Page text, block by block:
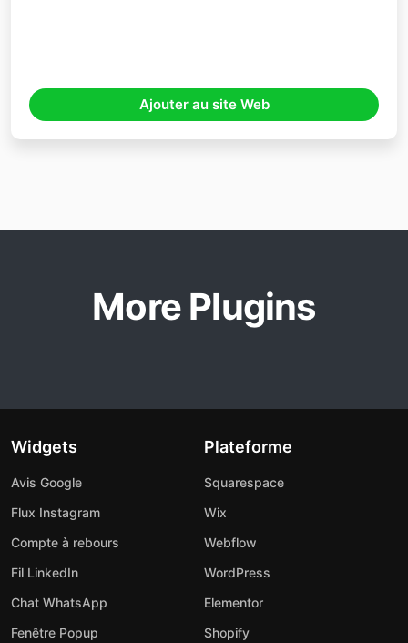
Ajouter au site Web
More Plugins
Widgets
Avis Google
Flux Instagram
Compte à rebours
Fil LinkedIn
Chat WhatsApp
Fenêtre Popup
Plateforme
Squarespace
Wix
Webflow
WordPress
Elementor
Shopify